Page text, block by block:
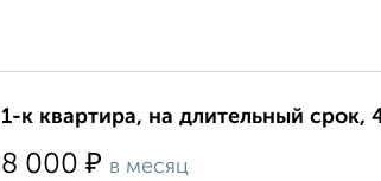
1-к квартира, на длительный срок,
8 000 ₽ в месяц